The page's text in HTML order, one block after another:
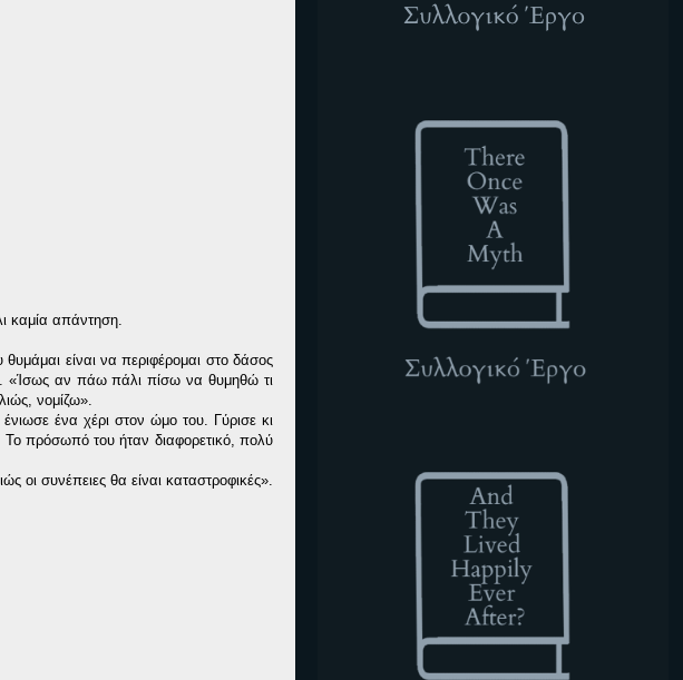
καμία απάντηση.
είναι να περιφέρομαι στο δάσος
«Ίσως αν πάω πάλι πίσω να θυμηθώ τι
νομίζω».
ένα χέρι στον ώμο του. Γύρισε κι
πρόσωπό του ήταν διαφορετικό, πολύ
οι συνέπειες θα είναι καταστροφικές».